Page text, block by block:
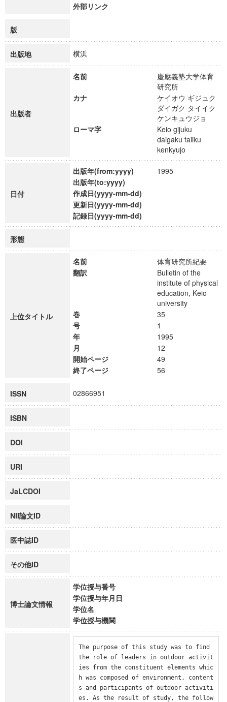
外部リンク
版
出版地 横浜
出版者
名前
慶應義塾大学体育
研究所
カナ
ケイオウ ギジュク
ダイガク タイイク
ケンキュウジョ
ローマ字
Keio gijuku
daigaku taiiku
kenkyujo
日付
出版年(from:yyyy)
1995
出版年(to:yyyy)
作成日(yyyy-mm-dd)
更新日(yyyy-mm-dd)
記録日(yyyy-mm-dd)
形態
上位タイトル
名前
体育研究所紀要
翻訳
Bulletin of the
institute of physical
education, Keio
university
巻
35
号
1
年
1995
月
12
開始ページ
49
終了ページ
56
ISSN 02866951
ISBN
DOI
URI
JaLCDOI
NII論文ID
医中誌ID
その他ID
博士論文情報
学位授与番号
学位授与年月日
学位名
学位授与機関
The purpose of this study was to find
the role of leaders in outdoor activit
ies from the constituent elements whic
h was composed of environment, content
s and participants of outdoor activiti
es. As the result of study, the follow